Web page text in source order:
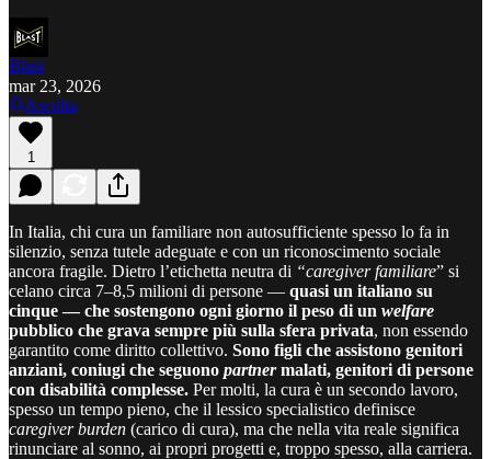
Blast
mar 23, 2026
Ascolta
1
In Italia, chi cura un familiare non autosufficiente spesso lo fa in
silenzio, senza tutele adeguate e con un riconoscimento sociale
ancora fragile. Dietro l’etichetta neutra di “caregiver familiare” si
celano circa 7–8,5 milioni di persone — quasi un italiano su
cinque — che sostengono ogni giorno il peso di un welfare
pubblico che grava sempre più sulla sfera privata, non essendo
garantito come diritto collettivo. Sono figli che assistono genitori
anziani, coniugi che seguono partnermalati, genitori di persone
con disabilità complesse. Per molti, la cura è un secondo lavoro,
spesso un tempo pieno, che il lessico specialistico definisce
caregiver burden (carico di cura), ma che nella vita reale significa
rinunciare al sonno, ai propri progetti e, troppo spesso, alla carriera.